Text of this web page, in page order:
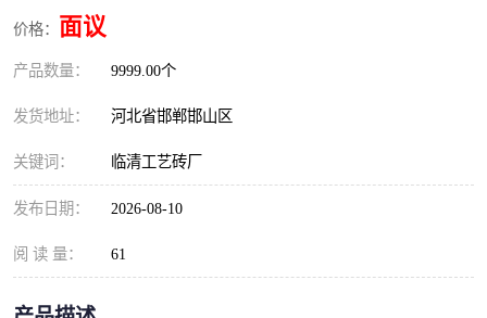
价格： 面议
产品数量： 9999.00个
发货地址： 河北省邯郸邯山区
关键词： 临清工艺砖厂
发布日期： 2026-08-10
阅 读 量： 61